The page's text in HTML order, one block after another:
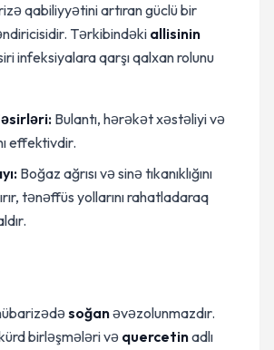
qabiliyyətini artıran güclü bir
Tərkibindəki allisinin
infeksiyalara qarşı qalxan rolunu
Bulantı, hərəkət xəstəliyi və
effektivdir.
Boğaz ağrısı və sinə tıkanıklığını
tənəffüs yollarını rahatladaraq
soğanəvəzolunmazdır.
birləşmələri və quercetinadlı